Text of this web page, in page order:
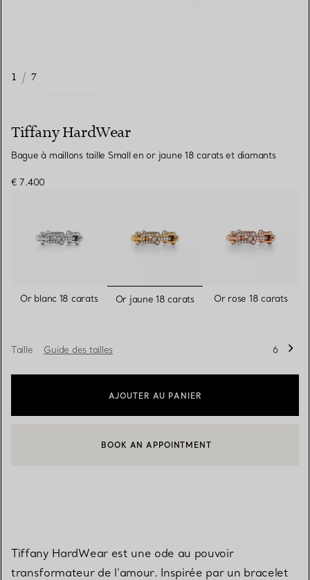
1 / 7
Tiffany HardWear
Bague à maillons taille Small en or jaune 18 carats et diamants
€ 7.400
Or blanc 18 carats sélectionnés
Or jaune 18 carats Or rose 18 carats
Taille Guide des tailles 6
AJOUTER AU PANIER
CONTACTER UN CONSEILLER CLIENT OU PRENDRE RENDEZ-
BOOK AN APPOINTMENT
Tiffany HardWear est une ode au pouvoir
transformateur de l’amour. Inspirée par un bracelet